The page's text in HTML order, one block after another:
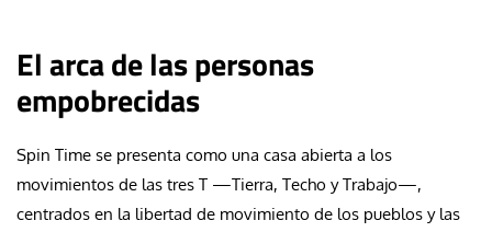
El arca de las personas
empobrecidas
Spin Time se presenta como una casa abierta a los
movimientos de las tres T —Tierra, Techo y Trabajo—,
centrados en la libertad de movimiento de los pueblos y las